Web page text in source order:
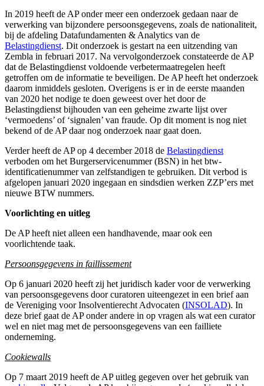
In 2019 heeft de AP onder meer een onderzoek gedaan naar de
verwerking van bijzondere persoonsgegevens, zoals de nationaliteit,
bij de afdeling Datafundamenten & Analytics van de
Belastingdienst. Dit onderzoek is gestart na een uitzending van
Zembla in februari 2017. Na vervolgonderzoek constateerde de AP
dat de Belastingdienst voldoende verbetermaatregelen heeft
getroffen om de informatie te beveiligen. De AP heeft het onderzoek
daarom inmiddels gesloten. Overigens is er in de eerste maanden
van 2020 het nodige te doen geweest over het door de
Belastingdienst bijhouden van een geheime zwarte lijst over
‘vermoedens’ of ‘signalen’ van fraude. Op dit moment is nog niet
bekend of de AP daar nog onderzoek naar gaat doen.
Verder heeft de AP op 4 december 2018 de Belastingdienst
verboden om het Burgerservicenummer (BSN) in het btw-
identificatienummer van zelfstandigen te gebruiken. Dit verbod is
afgelopen januari 2020 ingegaan en sindsdien werken ZZP’ers met
nieuwe BTW nummers.
Voorlichting en uitleg
De AP heeft niet alleen een handhavende, maar ook een
voorlichtende taak.
Persoonsgegevens in faillissement
Op 6 januari 2020 heeft zij het juridisch kader voor de verwerking
van persoonsgegevens door curatoren uiteengezet in een brief aan
de Vereniging voor Insolventierecht Advocaten (INSOLAD). In
deze brief gaat de AP onder andere in op vragen als wat een curator
wel en niet mag met de persoonsgegevens van een failliete
onderneming.
Cookiewalls
Op 7 maart 2019 heeft de AP uitleg gegeven over het gebruik van